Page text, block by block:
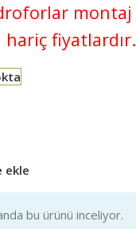
montaj
fiyatlardır.
ekle
bu ürünü inceliyor.